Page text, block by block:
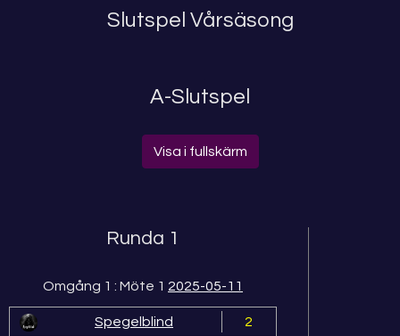
Slutspel Vårsäsong
A-Slutspel
Visa i fullskärm
Runda 1
Omgång 1 : Möte 1 2025-05-11
Spegelblind 2